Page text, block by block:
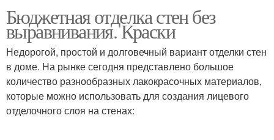
Материалы для стен Стеновые материалы
Бюджетная отделка стен без
выравнивания. Краски
Недорогой, простой и долговечный вариант отделки стен
в доме. На рынке сегодня представлено большое
количество разнообразных лакокрасочных материалов,
которые можно использовать для создания лицевого
отделочного слоя на стенах: